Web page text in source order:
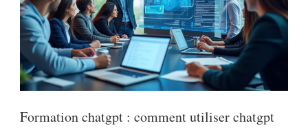
Formation chatgpt : comment utiliser chatgpt